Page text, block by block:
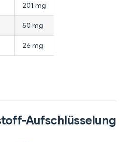
201 mg
50 mg
26 mg
Aufschlüsselung